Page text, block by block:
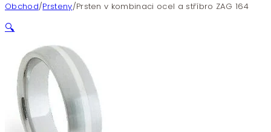
Obchod/Prsteny/Prsten v kombinaci ocel a stříbro ZAG 164
🔍